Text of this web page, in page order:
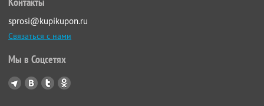
sprosi@kupikupon.ru
Связаться с нами
Мы в Соцсетях